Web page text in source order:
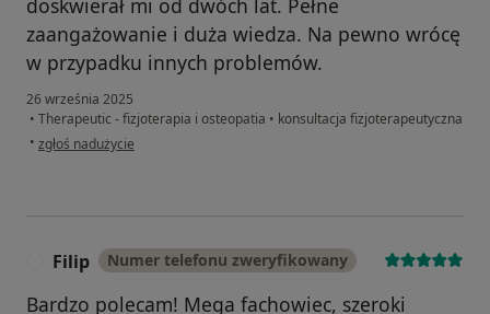
zaangażowanie i duża wiedza. Na pewno wrócę
w przypadku innych problemów.
26 września 2025
• Therapeutic - fizjoterapia i osteopatia • konsultacja fizjoterapeutyczna
• w opinii użytkownika Nina S
zgłoś nadużycie
Filip Numer telefonu zweryfikowany
Bardzo polecam! Mega fachowiec, szeroki